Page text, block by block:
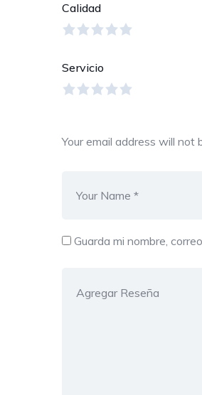
Calidad
Servicio
Your email address will not
Guarda mi nombre,